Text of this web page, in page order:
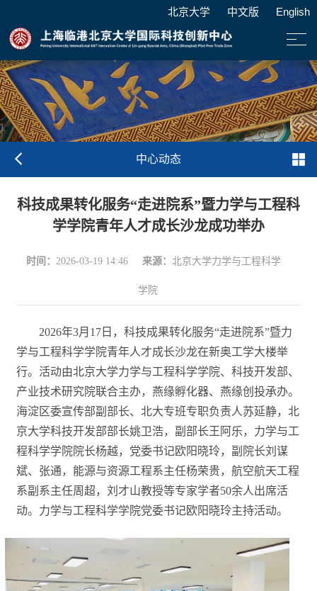
北京大学 中文版 English
中心动态
科技成果转化服务“走进院系”暨力学与工程科
学学院青年人才成长沙龙成功举办
时间： 2026-03-19 14:46 来源： 北京大学力学与工程科学
学院
2026年3月17日，科技成果转化服务“走进院系”暨力
学与工程科学学院青年人才成长沙龙在新奥工学大楼举
行。活动由北京大学力学与工程科学学院、科技开发部、
产业技术研究院联合主办，燕缘孵化器、燕缘创投承办。
海淀区委宣传部副部长、北大专班专职负责人苏延静，北
京大学科技开发部部长姚卫浩，副部长王阿乐，力学与工
程科学学院院长杨越，党委书记欧阳晓玲，副院长刘谋
斌、张通，能源与资源工程系主任杨荣贵，航空航天工程
系副系主任周超，刘才山教授等专家学者50余人出席活
动。力学与工程科学学院党委书记欧阳晓玲主持活动。